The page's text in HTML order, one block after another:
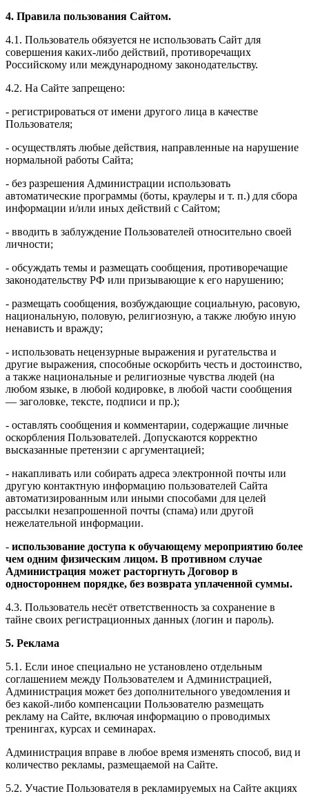
4. Правила пользования Сайтом.
4.1. Пользователь обязуется не использовать Сайт для
совершения каких-либо действий, противоречащих
Российскому или международному законодательству.
4.2. На Сайте запрещено:
- регистрироваться от имени другого лица в качестве
Пользователя;
- осуществлять любые действия, направленные на нарушение
нормальной работы Сайта;
- без разрешения Администрации использовать
автоматические программы (боты, краулеры и т. п.) для сбора
информации и/или иных действий с Сайтом;
- вводить в заблуждение Пользователей относительно своей
личности;
- обсуждать темы и размещать сообщения, противоречащие
законодательству РФ или призывающие к его нарушению;
- размещать сообщения, возбуждающие социальную, расовую,
национальную, половую, религиозную, а также любую иную
ненависть и вражду;
- использовать нецензурные выражения и ругательства и
другие выражения, способные оскорбить честь и достоинство,
а также национальные и религиозные чувства людей (на
любом языке, в любой кодировке, в любой части сообщения
— заголовке, тексте, подписи и пр.);
- оставлять сообщения и комментарии, содержащие личные
оскорбления Пользователей. Допускаются корректно
высказанные претензии с аргументацией;
- накапливать или собирать адреса электронной почты или
другую контактную информацию пользователей Сайта
автоматизированным или иными способами для целей
рассылки незапрошенной почты (спама) или другой
нежелательной информации.
- использование доступа к обучающему мероприятию более
чем одним физическим лицом. В противном случае
Администрация может расторгнуть Договор в
одностороннем порядке, без возврата уплаченной суммы.
4.3. Пользователь несёт ответственность за сохранение в
тайне своих регистрационных данных (логин и пароль).
5. Реклама
5.1. Если иное специально не установлено отдельным
соглашением между Пользователем и Администрацией,
Администрация может без дополнительного уведомления и
без какой-либо компенсации Пользователю размещать
рекламу на Сайте, включая информацию о проводимых
тренингах, курсах и семинарах.
Администрация вправе в любое время изменять способ, вид и
количество рекламы, размещаемой на Сайте.
5.2. Участие Пользователя в рекламируемых на Сайте акциях